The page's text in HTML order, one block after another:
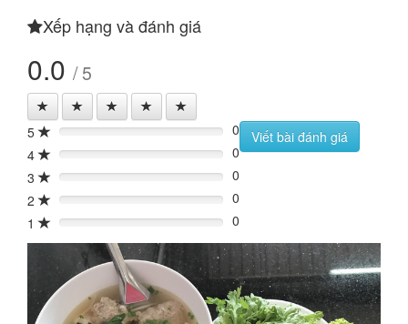
Xếp hạng và đánh giá
0.0 / 5
5 0%
0
4
0%
0
3
0%
0
2
0%
0
1
0% 0
Viết bài đánh giá